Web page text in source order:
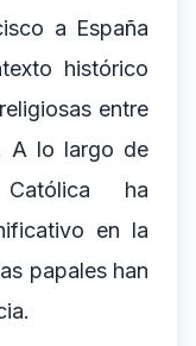
a España
histórico
entre
A lo largo de
ha
en la
papales han